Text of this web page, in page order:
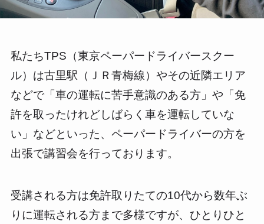
私たちTPS（東京ペーパードライバースクー
ル）は古里駅（ＪＲ青梅線）やその近隣エリア
などで「車の運転に苦手意識のある方」や「免
許を取ったけれどしばらく車を運転していな
い」などといった、ペーパードライバーの方を
出張で講習会を行っております。
受講される方は免許取りたての10代から数年ぶ
りに運転される方まで多様ですが、ひとりひと